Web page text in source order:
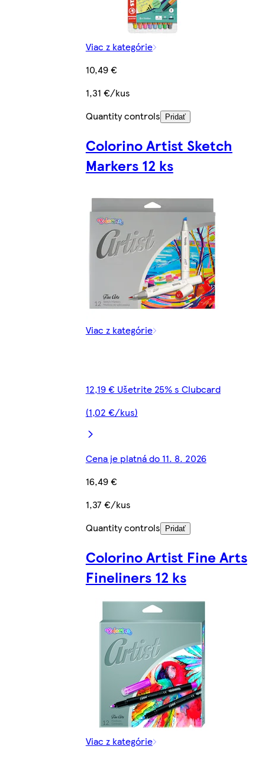
Viac z kategórie
10,49 €
1,31 €/kus
Quantity controls
Pridať
Colorino Artist Sketch
Markers 12 ks
Viac z kategórie
12,19 € Ušetrite 25% s Clubcard
(1,02 €/kus)
Cena je platná do 11. 8. 2026
16,49 €
1,37 €/kus
Quantity controls
Pridať
Colorino Artist Fine Arts
Fineliners 12 ks
Viac z kategórie